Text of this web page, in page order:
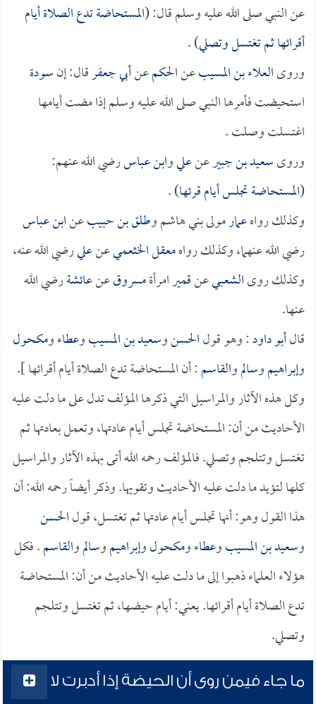
عن النبي صلى الله عليه وسلم قال: (المستحاضة تدع الصلاة أيام
أقرائها ثم تغتسل وتصلي) .
وروىالعلاء بن المسيبعنالحكمعنأبي جعفرقال: إنسودة
استحيضت فأمرها النبي صلى الله عليه وسلم إذا مضت أيامها
اغتسلت وصلت .
وروىسعيد بن جبيرعنعليوابن عباسرضي الله عنهم:
(المستحاضة تجلس أيام قرئها) .
وكذلك رواهعمارمولى بني هاشم وطلق بن حبيبعنابن عباس
رضي الله عنهما، وكذلك رواهمعقل الخثعميعنعليرضي الله عنه،
وكذلك روىالشعبيعنقميرامرأةمسروقعنعائشةرضي الله
عنها.
قالأبو داود: وهو قولالحسنوسعيد بن المسيبوعطاءومكحول
وإبراهيموسالموالقاسم: أن المستحاضة تدع الصلاة أيام أقرائها ].
وكل هذه الآثار والمراسيل التي ذكرها المؤلف تدل على ما دلت عليه
الأحاديث من أن: المستحاضة تجلس أيام عادتها، وتعمل بعادتها ثم
تغتسل وتتلجم وتصلي. فالمؤلف رحمه الله أتى بهذه الآثار والمراسيل
كلها لتؤيد ما دلت عليه الأحاديث وتقويها. وذكر أيضاً رحمه الله: أن
هذا القول وهو: أنها تجلس أيام عادتها ثم تغتسل، قولالحسن
وسعيد بن المسيبوعطاءومكحولوإبراهيموسالموالقاسم. فكل
هؤلاء العلماء ذهبوا إلى ما دلت عليه الأحاديث من أن: المستحاضة
تدع الصلاة أيام أقرائها. يعني: أيام حيضها، ثم تغتسل وتتلجم
وتصلي.
ما جاء فيمن روى أن الحيضة إذا أدبرت لا